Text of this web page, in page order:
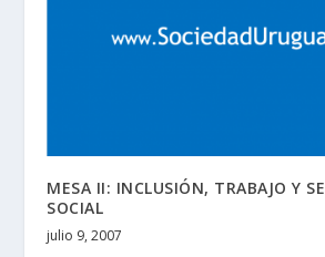
MESA II: INCLUSIÓN, TRABAJO Y
SOCIAL
julio 9, 2007